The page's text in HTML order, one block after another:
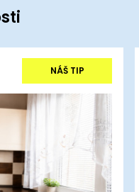
NÁŠ TIP